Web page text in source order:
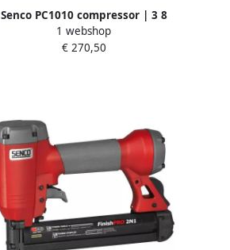
Senco PC1010 compressor | 3 8
liter PC1010EU
1 webshop
€ 270,50